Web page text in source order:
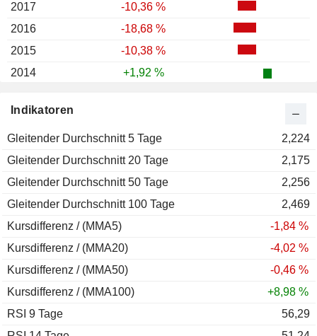
Indikatoren
Gleitender Durchschnitt 5 Tage
2,224
Gleitender Durchschnitt 20 Tage
2,175
Gleitender Durchschnitt 50 Tage
2,256
Gleitender Durchschnitt 100 Tage
2,469
Kursdifferenz / (MMA5)
-1,84 %
Kursdifferenz / (MMA20)
-4,02 %
Kursdifferenz / (MMA50)
-0,46 %
Kursdifferenz / (MMA100)
+8,98 %
RSI 9 Tage
56,29
2017
-10,36 %
2016
-18,68 %
2015
-10,38 %
2014
+1,92 %
2012
2011
-25,14 %
2010
-23,65 %
2009
+132,85 %
2008
-49,45 %
2007
-25,27 %